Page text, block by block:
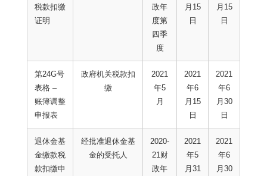
税款扣缴
证明
政年
度第
四季
度
月15
日
月15
日
第24G号
表格 –
账簿调整
申报表
政府机关税款扣
缴
2021
年5
月
2021
年6
月15
日
2021
年6
月30
日
退休金基
金缴款税
款扣缴申
经批准退休金基
金的受托人
2020-
21财
政年
2021
年5
月31
2021
年6
月30